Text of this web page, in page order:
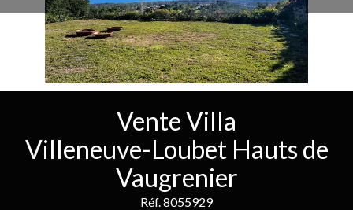
Vente Villa
Villeneuve-Loubet Hauts de
Vaugrenier
Réf. 8055929